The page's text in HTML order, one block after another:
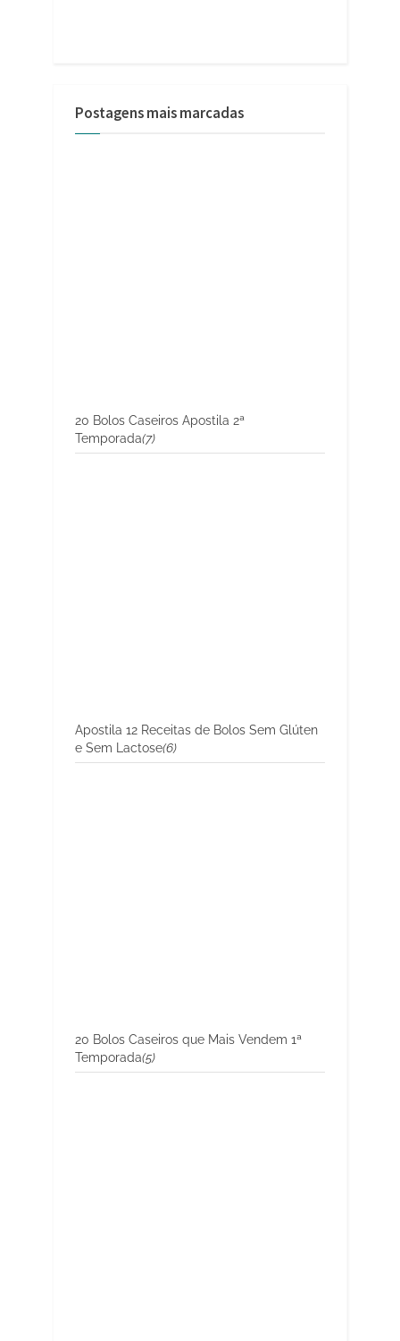
Postagens mais marcadas
20 Bolos Caseiros Apostila 2ª
Temporada(7)
Apostila 12 Receitas de Bolos Sem Glúten
e Sem Lactose(6)
20 Bolos Caseiros que Mais Vendem 1ª
Temporada(5)